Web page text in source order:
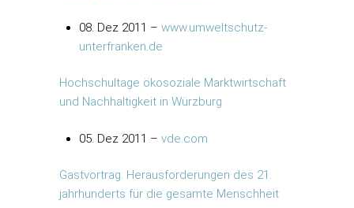
08. Dez 2011 – www.umweltschutz-
unterfranken.de
Hochschultage ökosoziale Marktwirtschaft
und Nachhaltigkeit in Würzburg
05. Dez 2011 – vde.com
Gastvortrag: Herausforderungen des 21.
jahrhunderts für die gesamte Menschheit